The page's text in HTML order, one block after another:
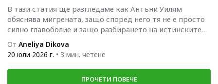
В тази статия ще разгледаме как Антъни Уилям
обяснява мигрената, защо според него тя не е просто
силно главоболие и защо разбирането на истинските
причини...
От Aneliya Dikova
20 юли 2026 г. • 3 мин. четене
ПРОЧЕТИ ПОВЕЧЕ